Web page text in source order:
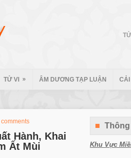
TỬ VI » ÂM DƯƠNG TẠP LUẬN CẢI
comments
Hành, Khai
Ất Mùi
Thông
Khu Vực